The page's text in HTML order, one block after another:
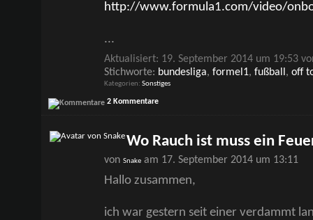
http://www.formula1.com/video/
...
Aktualisiert: 19. September 2014 um 19:53
Stichworte: bundesliga, formel1, fußball , off
Kategorien Sonstiges
2 Kommentare
Wo Rauch ist muss ein
von Snakeam 17. September 2014 um 13:11
Hallo zusammen,
ich war gestern seit einer verdammt